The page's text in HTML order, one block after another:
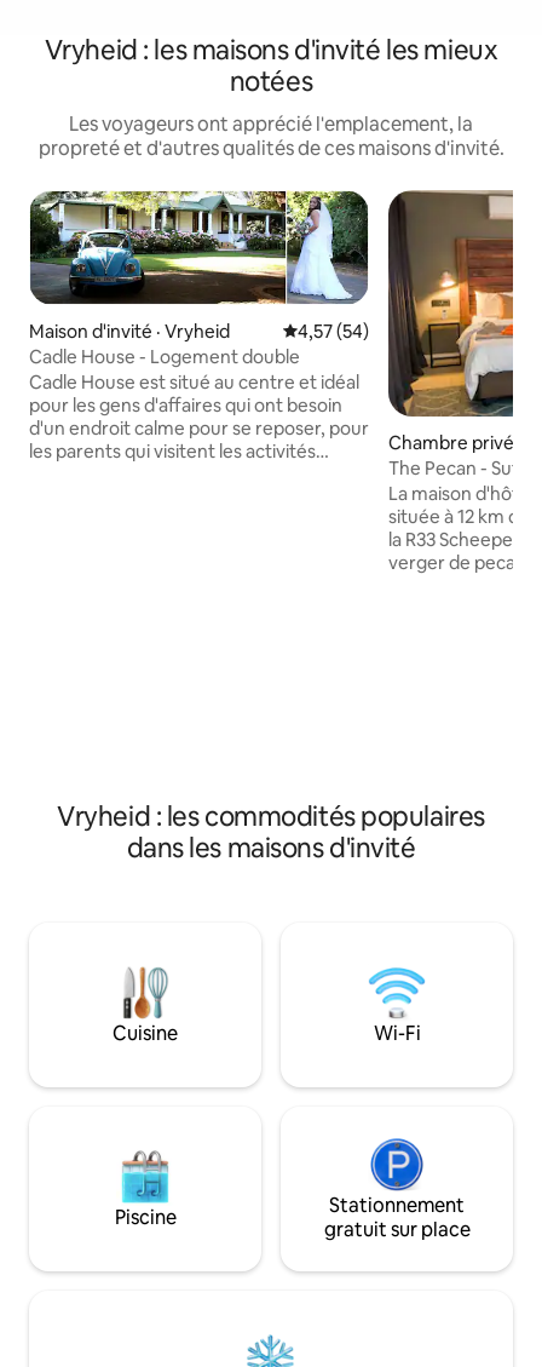
Vryheid : les maisons d'invité les mieux
notées
Les voyageurs ont apprécié l'emplacement, la
propreté et d'autres qualités de ces maisons d'invité.
Maison d'invité · Vryheid Note moyenne de 4,57 sur 5,
4,57 (54)
Cadle House - Logement double
Cadle House est situé au centre et idéal
pour les gens d'affaires qui ont besoin
d'un endroit calme pour se reposer, pour
les parents qui visitent les activités
Chambre privée
cipality
The Pecan - Sutex
La maison
située à 12 km du
la R33
verger de pecan
Vryheid : les commodités populaires
dans les maisons d'invité
Cuisine Wi-Fi
Piscine
Stationnement
gratuit sur place